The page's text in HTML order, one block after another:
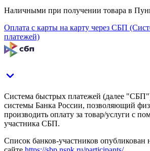
Наличными при получении товара в
Оплата с карты на карту через СБП
платежей)
Система быстрых платежей (далее
системы Банка России, позволяющий
производить оплату за товар/услуги с
участника СБП.
Список банков-участников опубликован